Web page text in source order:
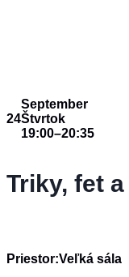
24
September
Štvrtok
19:00–20:35
Triky, fet
Priestor:Veľká sála